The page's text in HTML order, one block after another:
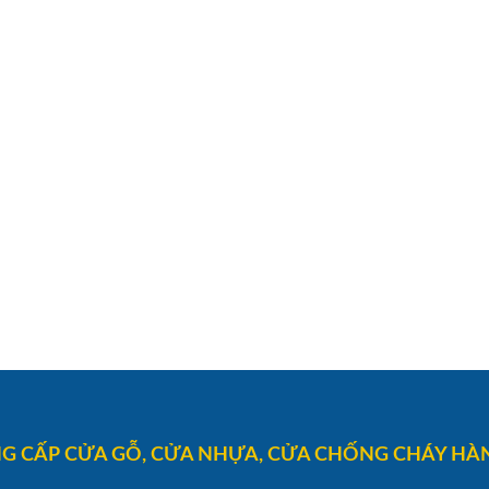
CẤP CỬA GỖ, CỬA NHỰA, CỬA CHỐNG CHÁY